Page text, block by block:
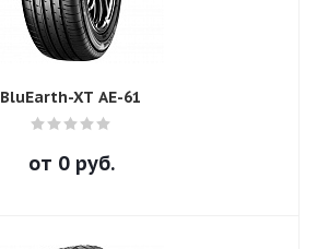
BluEarth-XT AE-61
от 0руб.